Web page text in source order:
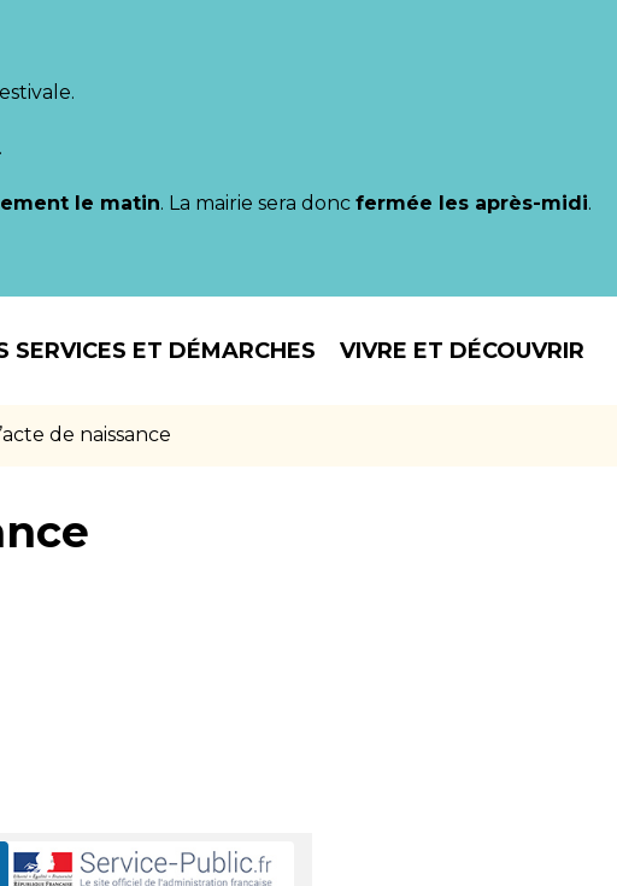
.
le matin. La mairie sera donc fermée les après-midi.
SERVICES ET DÉMARCHES VIVRE ET DÉCOUVRIR
de naissance